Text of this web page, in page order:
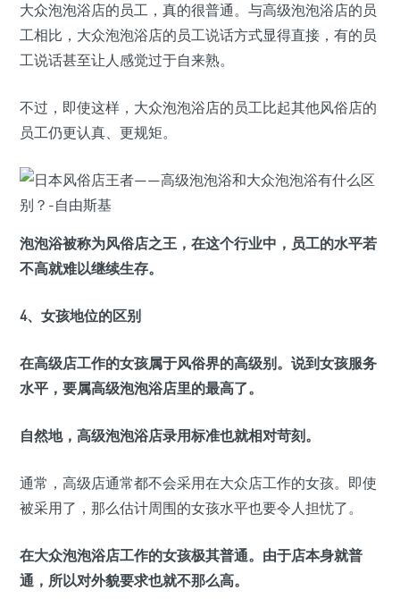
大众泡泡浴店的员工，真的很普通。与高级泡泡浴店的员
工相比，大众泡泡浴店的员工说话方式显得直接，有的员
工说话甚至让人感觉过于自来熟。
不过，即使这样，大众泡泡浴店的员工比起其他风俗店的
员工仍更认真、更规矩。
泡泡浴被称为风俗店之王，在这个行业中，员工的水平若
不高就难以继续生存。
4、女孩地位的区别
在高级店工作的女孩属于风俗界的高级别。说到女孩服务
水平，要属高级泡泡浴店里的最高了。
自然地，高级泡泡浴店录用标准也就相对苛刻。
通常，高级店通常都不会采用在大众店工作的女孩。即使
被采用了，那么估计周围的女孩水平也要令人担忧了。
在大众泡泡浴店工作的女孩极其普通。由于店本身就普
通，所以对外貌要求也就不那么高。